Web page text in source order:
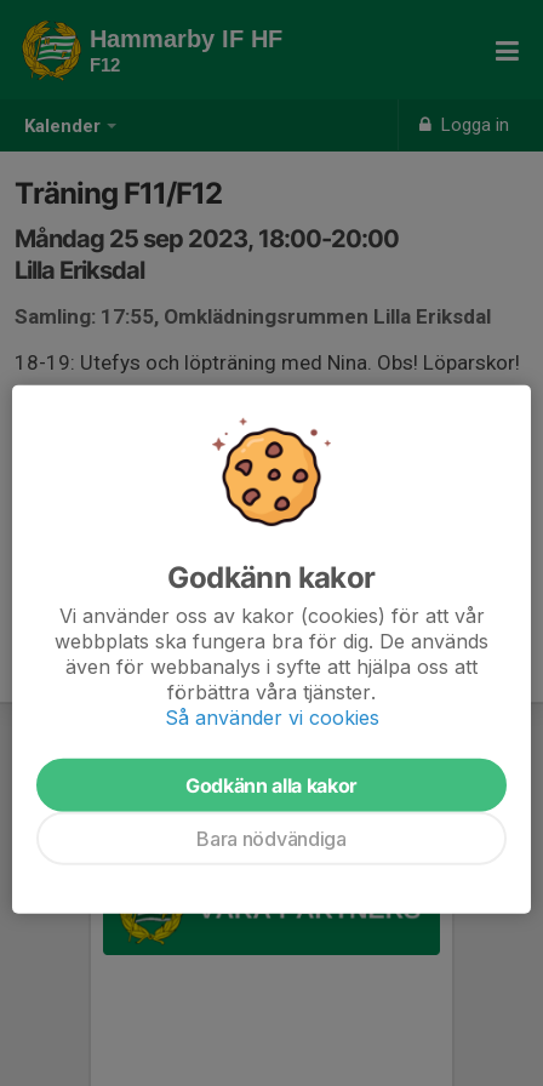
Kalender Logga in
Hammarby IF HF
F12
Träning F11/F12
Måndag 25 sep 2023, 18:00-20:00
Lilla Eriksdal
Samling: 17:55, Omklädningsrummen Lilla Eriksdal
18-19: Utefys och löpträning med Nina. Obs! Löparskor!
Godkänn kakor
Vi använder oss av kakor (cookies) för att vår
webbplats ska fungera bra för dig. De används
även för webbanalys i syfte att hjälpa oss att
förbättra våra tjänster.
Så använder vi cookies
Godkänn alla kakor
Bara nödvändiga